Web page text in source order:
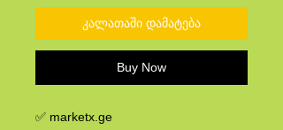
კალათაში დამატება
Buy Now
✅ marketx.ge